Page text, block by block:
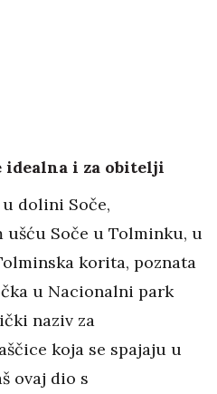
idealna i za obitelji
dolini Soče,
ušću Soče u Tolminku, u
korita, poznata
u Nacionalni park
naziv za
koja se spajaju u
ovaj dio s